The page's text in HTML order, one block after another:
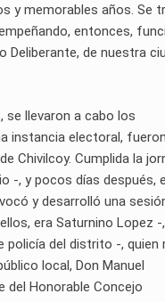
y memorables años. Se
entonces,
Deliberante, de nuestra
se llevaron a cabo los
instancia electoral,
Chivilcoy. Cumplida la
-, y pocos días después,
y desarrolló una
era Saturnino Lopez -
policía del distrito -, quien
local, Don Manuel
del Honorable Concejo